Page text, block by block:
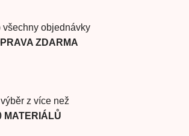
všechny objednávky
ZDARMA
z více než
MATERIÁLŮ